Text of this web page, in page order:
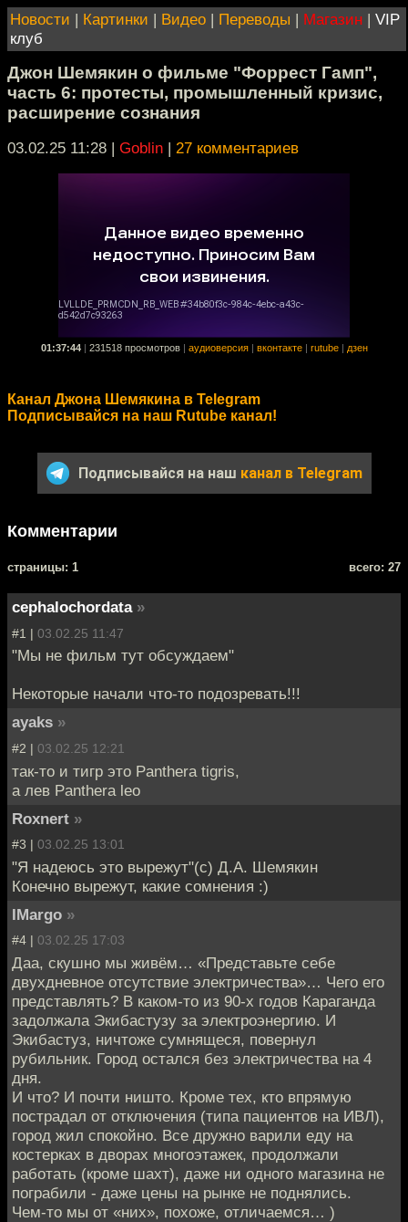
Новости | Картинки | Видео | Переводы | Магазин | VIP
клуб
Джон Шемякин о фильме "Форрест Гамп",
часть 6: протесты, промышленный кризис,
расширение сознания
03.02.25 11:28 | Goblin | 27 комментариев
01:37:44 231518 просмотров аудиоверсия вконтакте rutube дзен
Канал Джона Шемякина в Telegram
Подписывайся на наш Rutube канал!
Подписывайся на наш канал в Telegram
Комментарии
cтраницы: 1 всего: 27
cephalochordata »
#1 | 03.02.25 11:47
"Мы не фильм тут обсуждаем"
Некоторые начали что-то подозревать!!!
ayaks »
#2 | 03.02.25 12:21
так-то и тигр это Panthera tigris,
а лев Panthera leo
Roxnert »
#3 | 03.02.25 13:01
"Я надеюсь это вырежут"(с) Д.А. Шемякин
Конечно вырежут, какие сомнения :)
IMargo »
#4 | 03.02.25 17:03
Даа, скушно мы живём… «Представьте себе
двухдневное отсутствие электричества»… Чего его
представлять? В каком-то из 90-х годов Караганда
задолжала Экибастузу за электроэнергию. И
Экибастуз, ничтоже сумнящеся, повернул
рубильник. Город остался без электричества на 4
дня.
И что? И почти ништо. Кроме тех, кто впрямую
пострадал от отключения (типа пациентов на ИВЛ),
город жил спокойно. Все дружно варили еду на
костерках в дворах многоэтажек, продолжали
работать (кроме шахт), даже ни одного магазина не
пограбили - даже цены на рынке не поднялись.
Чем-то мы от «них», похоже, отличаемся… )